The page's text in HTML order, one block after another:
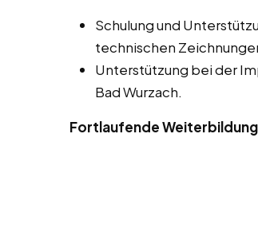
Schulung und
technischen
Unterstützung bei der
Bad Wurzach.
Fortlaufende